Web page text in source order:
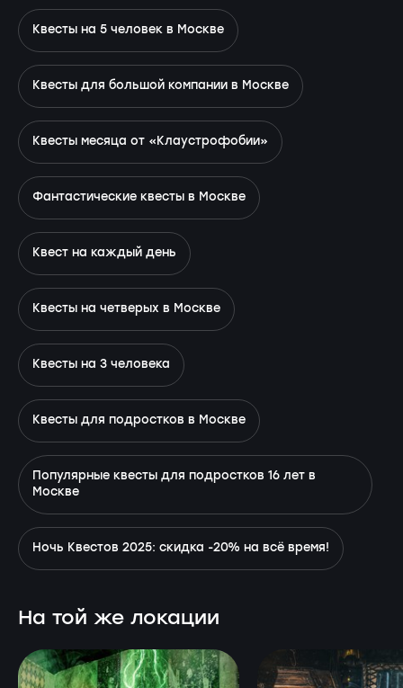
Квесты на 5 человек в Москве
Квесты для большой компании в Москве
Квесты месяца от «Клаустрофобии»
Фантастические квесты в Москве
Квест на каждый день
Квесты на четверых в Москве
Квесты на 3 человека
Квесты для подростков в Москве
Популярные квесты для подростков 16 лет в
Москве
Ночь Квестов 2025: скидка -20% на всё время!
На той же локации